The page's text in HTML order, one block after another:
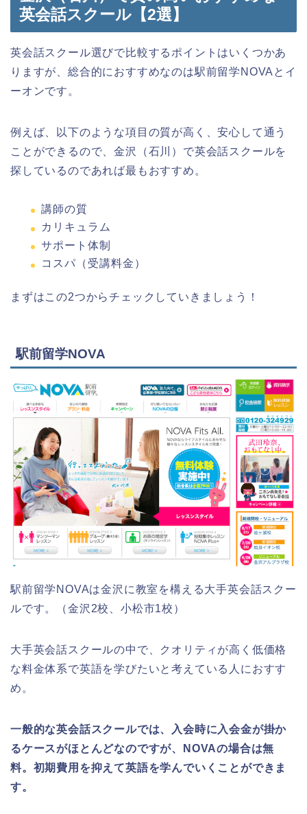
英会話スクール【2選】
英会話スクール選びで比較するポイントはいくつかあ
りますが、総合的におすすめなのは駅前留学NOVAとイ
ーオンです。
例えば、以下のような項目の質が高く、安心して通う
ことができるので、金沢（石川）で英会話スクールを
探しているのであれば最もおすすめ。
講師の質
カリキュラム
サポート体制
コスパ（受講料金）
まずはこの2つからチェックしていきましょう！
駅前留学NOVA
駅前留学NOVAは金沢に教室を構える大手英会話スクー
ルです。（金沢2校、小松市1校）
大手英会話スクールの中で、クオリティが高く低価格
な料金体系で英語を学びたいと考えている人におすす
め。
一般的な英会話スクールでは、入会時に入会金が掛か
るケースがほとんどなのですが、NOVAの場合は無
料。初期費用を抑えて英語を学んでいくことができま
す。